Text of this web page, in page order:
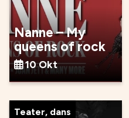
Nanne – My
queens of rock
10 Okt
Teater, dans